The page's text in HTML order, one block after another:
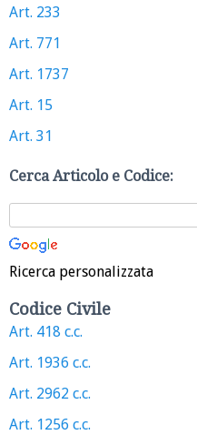
Art. 233
Art. 771
Art. 1737
Art. 15
Art. 31
Cerca Articolo e Codice:
Ricerca personalizzata
Codice Civile
Art. 418 c.c.
Art. 1936 c.c.
Art. 2962 c.c.
Art. 1256 c.c.